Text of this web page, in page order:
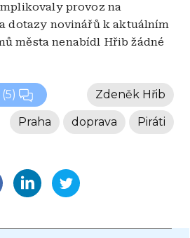
provoz na
dotazy novinářů k aktuálním
města nenabídl Hřib žádné
(5) Zdeněk Hřib
Piráti
doprava
Praha